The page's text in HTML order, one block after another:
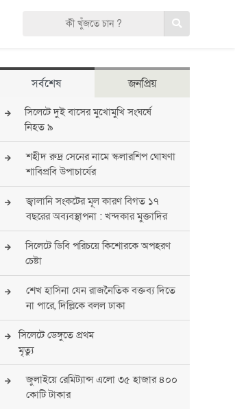
সর্বশেষ জনপ্রিয়
সিলেটে দুই বাসের মুখোমুখি সংঘর্ষে
নিহত ৯
শহীদ রুদ্র সেনের নামে স্কলারশিপ ঘোষণা
শাবিপ্রবি উপাচার্যের
জ্বালানি সংকটের মূল কারণ বিগত ১৭
বছরের অব্যবস্থাপনা : খন্দকার মুক্তাদির
সিলেটে ডিবি পরিচয়ে কিশোরকে অপহরণ
চেষ্টা
শেখ হাসিনা যেন রাজনৈতিক বক্তব্য দিতে
না পারে, দিল্লিকে বলল ঢাকা
সিলেটে ডেঙ্গুতে প্রথম
মৃত্যু
জুলাইয়ে রেমিট্যান্স এলো ৩৫ হাজার ৪০০
কোটি টাকার